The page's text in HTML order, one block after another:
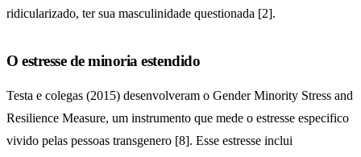
ridicularizado, ter sua masculinidade questionada [2].
O estresse de minoria estendido
Testa e colegas (2015) desenvolveram o Gender Minority Stress and
Resilience Measure, um instrumento que mede o estresse especifico
vivido pelas pessoas transgenero [8]. Esse estresse inclui